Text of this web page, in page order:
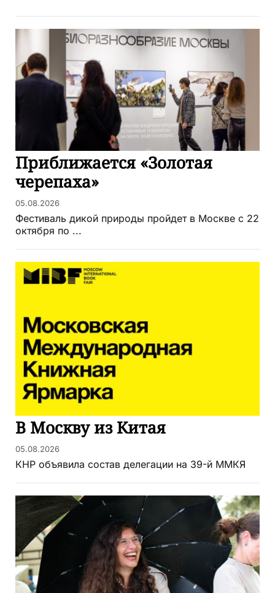
Приближается «Золотая
черепаха»
05.08.2026
Фестиваль дикой природы пройдет в Москве с 22
октября по ...
В Москву из Китая
05.08.2026
КНР объявила состав делегации на 39-й ММКЯ